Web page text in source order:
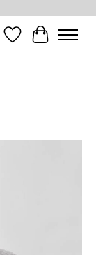
Liste dePanier